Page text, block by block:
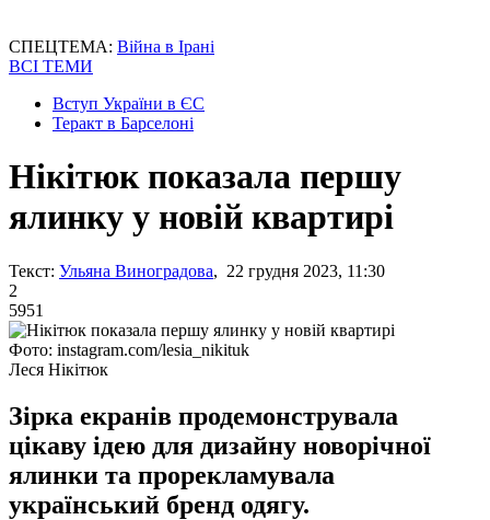
СПЕЦТЕМА: Війна в Ірані
ВСІ ТЕМИ
Вступ України в ЄС
Теракт в Барселоні
Нікітюк показала першу
ялинку у новій квартирі
Текст: Ульяна Виноградова, 22 грудня 2023, 11:30
2
5951
Фото: instagram.com/lesia_nikituk
Леся Нікітюк
Зірка екранів продемонструвала
цікаву ідею для дизайну новорічної
ялинки та прорекламувала
український бренд одягу.